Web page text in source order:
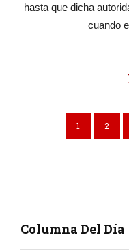
hasta que dicha
cuando
1 2
Columna Del Día